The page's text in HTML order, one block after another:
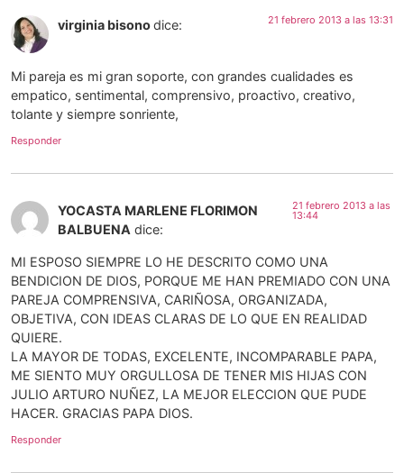
virginia bisonodice: 21 febrero 2013 a las 13:31
Mi pareja es mi gran soporte, con grandes cualidades es
empatico, sentimental, comprensivo, proactivo, creativo,
tolante y siempre sonriente,
Responder
YOCASTA MARLENE FLORIMON
BALBUENA dice:
21 febrero 2013 a las
13:44
MI ESPOSO SIEMPRE LO HE DESCRITO COMO UNA
BENDICION DE DIOS, PORQUE ME HAN PREMIADO CON UNA
PAREJA COMPRENSIVA, CARIÑOSA, ORGANIZADA,
OBJETIVA, CON IDEAS CLARAS DE LO QUE EN REALIDAD
QUIERE.
LA MAYOR DE TODAS, EXCELENTE, INCOMPARABLE PAPA,
ME SIENTO MUY ORGULLOSA DE TENER MIS HIJAS CON
JULIO ARTURO NUÑEZ, LA MEJOR ELECCION QUE PUDE
HACER. GRACIAS PAPA DIOS.
Responder